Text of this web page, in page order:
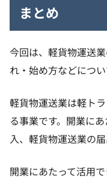
まとめ
今回は、軽貨物運送
れ・始め方などについ
軽貨物運送業は軽ト
る事業です。開業に
入、軽貨物運送業の
開業にあたって活用